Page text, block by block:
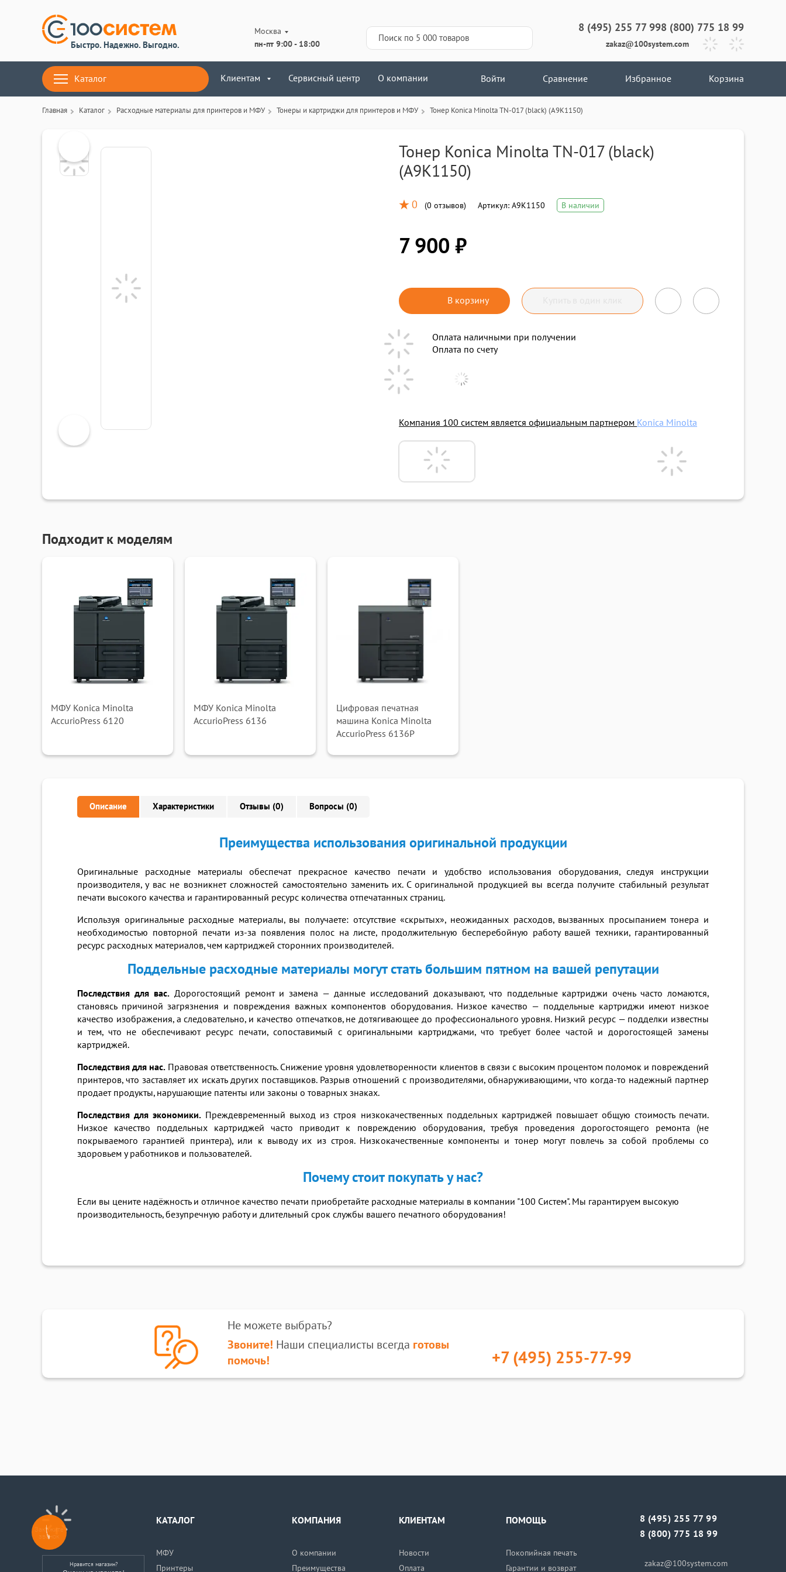
Быстро. Надежно. Выгодно.
Москва
пн-пт 9:00 - 18:00
8 (495) 255 77 998 (800) 775 18 99
zakaz@100system.com
Каталог Клиентам Сервисный центр О компании Войти Сравнение Избранное Корзина
Главная Каталог Расходные материалы для принтеров и МФУ Тонеры и картриджи для принтеров и МФУ Тонер Konica Minolta TN-017 (black) (A9K1150)
Тонер Konica Minolta TN-017 (black)
(A9K1150)
0 (0 отзывов) Артикул: A9K1150 В наличии
7 900 ₽
В корзину
Оплата наличными при получении
Оплата по счету
Компания 100 систем является официальным партнером Konica Minolta
Подходит к моделям
МФУ Konica Minolta
AccurioPress 6120
МФУ Konica Minolta
AccurioPress 6136
Цифровая печатная
машина Konica Minolta
AccurioPress 6136P
Описание Характеристики Отзывы (0) Вопросы (0)
Преимущества использования оригинальной продукции
Оригинальные расходные материалы обеспечат прекрасное качество печати и удобство использования оборудования, следуя инструкции
производителя, у вас не возникнет сложностей самостоятельно заменить их. С оригинальной продукцией вы всегда получите стабильный результат
печати высокого качества и гарантированный ресурс количества отпечатанных страниц.
Используя оригинальные расходные материалы, вы получаете: отсутствие «скрытых», неожиданных расходов, вызванных просыпанием тонера и
необходимостью повторной печати из-за появления полос на листе, продолжительную бесперебойную работу вашей техники, гарантированный
ресурс расходных материалов, чем картриджей сторонних производителей.
Поддельные расходные материалы могут стать большим пятном на вашей репутации
Последствия для вас.Дорогостоящий ремонт и замена — данные исследований доказывают, что поддельные картриджи очень часто ломаются,
становясь причиной загрязнения и повреждения важных компонентов оборудования. Низкое качество — поддельные картриджи имеют низкое
качество изображения, а следовательно, и качество отпечатков, не дотягивающее до профессионального уровня. Низкий ресурс — подделки известны
и тем, что не обеспечивают ресурс печати, сопоставимый с оригинальными картриджами, что требует более частой и дорогостоящей замены
картриджей.
Последствия для нас. Правовая ответственность. Снижение уровня удовлетворенности клиентов в связи с высоким процентом поломок и повреждений
принтеров, что заставляет их искать других поставщиков. Разрыв отношений с производителями, обнаруживающими, что когда-то надежный партнер
продает продукты, нарушающие патенты или законы о товарных знаках.
Последствия для экономики. Преждевременный выход из строя низкокачественных поддельных картриджей повышает общую стоимость печати.
Низкое качество поддельных картриджей часто приводит к повреждению оборудования, требуя проведения дорогостоящего ремонта (не
покрываемого гарантией принтера), или к выводу их из строя. Низкокачественные компоненты и тонер могут повлечь за собой проблемы со
здоровьем у работников и пользователей.
Почему стоит покупать у нас?
Если вы цените надёжность и отличное качество печати приобретайте расходные материалы в компании "100 Систем". Мы гарантируем высокую
производительность, безупречную работу и длительный срок службы вашего печатного оборудования!
Не можете выбрать?
Звоните! Наши специалисты всегда готовы
помочь!
+7 (495) 255-77-99
Нравится магазин?
КАТАЛОГ
МФУ
Принтеры
КОМПАНИЯ
О компании
Преимущества
КЛИЕНТАМ
Новости
Оплата
ПОМОЩЬ
Покопийная печать
Гарантии и возврат
8 (495) 255 77 99
8 (800) 775 18 99
zakaz@100system.com
Закажите
звонок